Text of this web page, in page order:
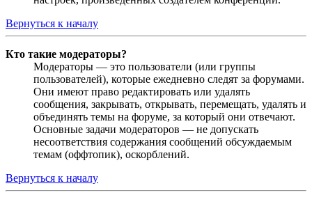
Вернуться к началу
Кто такие модераторы?
Модераторы — это пользователи (или группы
пользователей), которые ежедневно следят за форумами.
Они имеют право редактировать или удалять
сообщения, закрывать, открывать, перемещать, удалять и
объединять темы на форуме, за который они отвечают.
Основные задачи модераторов — не допускать
несоответствия содержания сообщений обсуждаемым
темам (оффтопик), оскорблений.
Вернуться к началу